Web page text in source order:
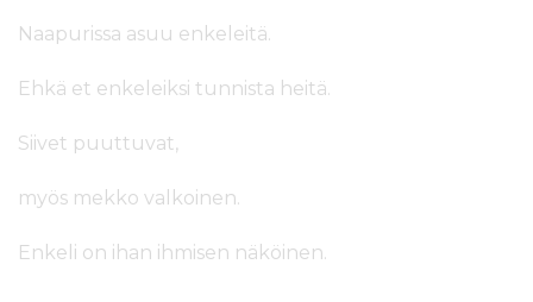
Naapurissa asuu enkeleitä.
Ehkä et enkeleiksi tunnista heitä.
Siivet puuttuvat,
myös mekko valkoinen.
Enkeli on ihan ihmisen näköinen.